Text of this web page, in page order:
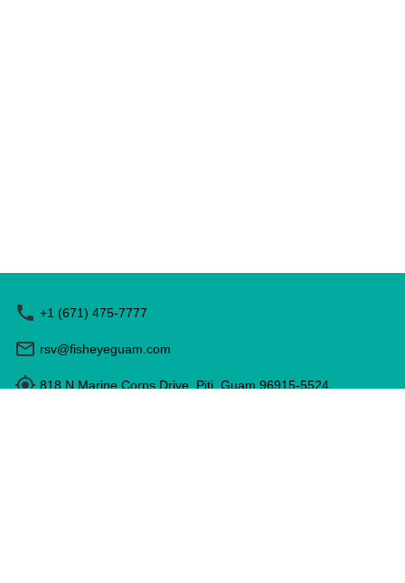
+1 (671) 475-7777
rsv@fisheyeguam.com
818 N Marine Corps Drive, Piti, Guam 96915-5524